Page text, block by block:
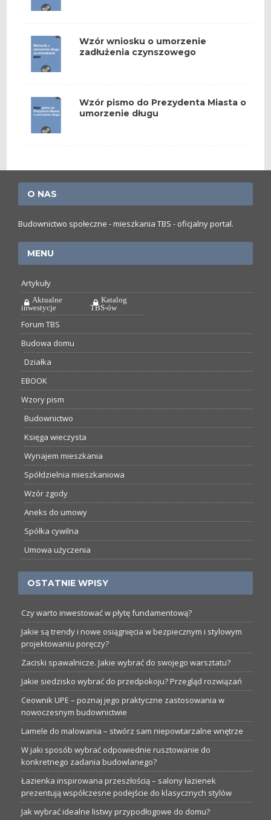
Wzór wniosku o umorzenie
zadłużenia czynszowego
Wzór pismo do Prezydenta Miasta o
umorzenie długu
O NAS
Budownictwo społeczne - mieszkania TBS - oficjalny portal.
MENU
Artykuły
Aktualne
inwestycje
Katalog
TBS-ów
Forum TBS
Budowa domu
Działka
EBOOK
Wzory pism
Budownictwo
Księga wieczysta
Wynajem mieszkania
Spółdzielnia mieszkaniowa
Wzór zgody
Aneks do umowy
Spółka cywilna
Umowa użyczenia
OSTATNIE WPISY
Czy warto inwestować w płytę fundamentową?
Jakie są trendy i nowe osiągnięcia w bezpiecznym i stylowym
projektowaniu poręczy?
Zaciski spawalnicze. Jakie wybrać do swojego warsztatu?
Jakie siedzisko wybrać do przedpokoju? Przegląd rozwiązań
Ceownik UPE – poznaj jego praktyczne zastosowania w
nowoczesnym budownictwie
Lamele do malowania – stwórz sam niepowtarzalne wnętrze
W jaki sposób wybrać odpowiednie rusztowanie do
konkretnego zadania budowlanego?
Łazienka inspirowana przeszłością – salony łazienek
prezentują współczesne podejście do klasycznych stylów
Jak wybrać idealne listwy przypodłogowe do domu?